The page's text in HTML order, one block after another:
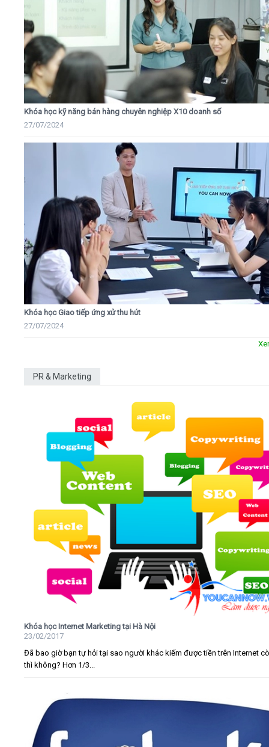
Khóa học kỹ năng bán hàng chuyên nghiệp X10 doanh số
27/07/2024
Khóa học Giao tiếp ứng xử thu hút
27/07/2024
PR & Marketing
Khóa học Internet Marketing tại Hà Nội
23/02/2017
Đã bao giờ bạn tự hỏi tại sao người khác kiếm được tiền trên Internet
thì không? Hơn 1/3...